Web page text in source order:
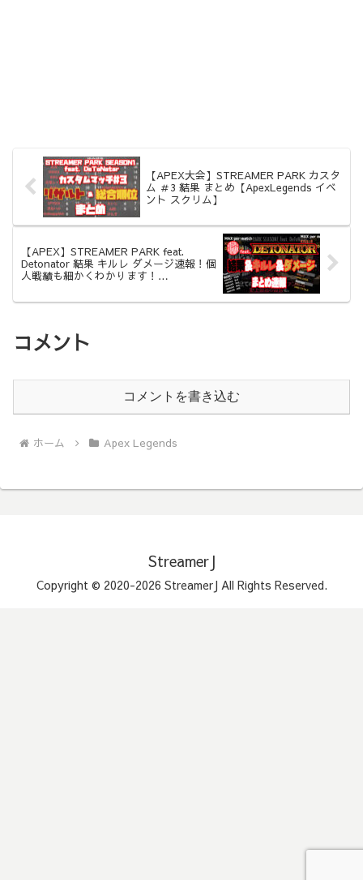
【APEX大会】STREAMER PARK カスタ
ム ＃3 結果 まとめ【ApexLegends イベ
ント スクリム】
【APEX】STREAMER PARK feat.
Detonator 結果 キルレ ダメージ速報！個
人戦績も細かくわかります！
コメント
コメントを書き込む
ホーム Apex Legends
StreamerJ
Copyright © 2020-2026 StreamerJ All Rights Reserved.